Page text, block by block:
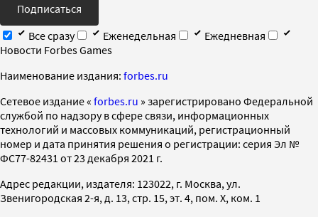
Подписаться
Все сразу
Еженедельная
Ежедневная
Новости Forbes Games
Наименование издания: forbes.ru
Cетевое издание « forbes.ru » зарегистрировано Федеральной
службой по надзору в сфере связи, информационных
технологий и массовых коммуникаций, регистрационный
номер и дата принятия решения о регистрации: серия Эл №
ФС77-82431 от 23 декабря 2021 г.
Адрес редакции, издателя: 123022, г. Москва, ул.
Звенигородская 2-я, д. 13, стр. 15, эт. 4, пом. X, ком. 1